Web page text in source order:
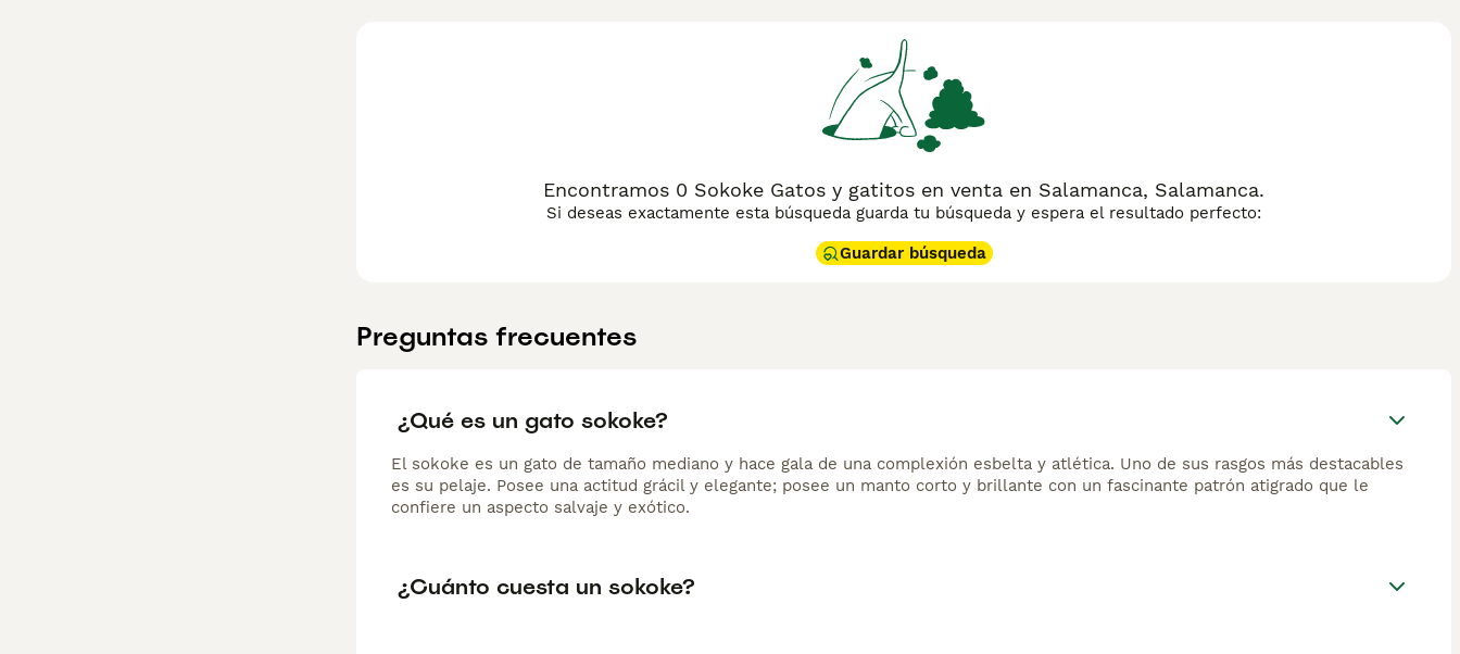
Encontramos 0 Sokoke Gatos y gatitos en venta en Salamanca, Salamanca.
Si deseas exactamente esta búsqueda guarda tu búsqueda y espera el resultado perfecto:
Guardar búsqueda
Preguntas frecuentes
¿Qué es un gato sokoke?
El sokoke es un gato de tamaño mediano y hace gala de una complexión esbelta y atlética. Uno de sus rasgos más destacables
es su pelaje. Posee una actitud grácil y elegante; posee un manto corto y brillante con un fascinante patrón atigrado que le
confiere un aspecto salvaje y exótico.
¿Cuánto cuesta un sokoke?